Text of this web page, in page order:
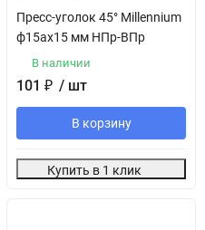
Пресс-уголок 45° Millennium
ф15ах15 мм НПр-ВПр
В наличии
101 ₽ / шт
В корзину
Купить в 1 клик